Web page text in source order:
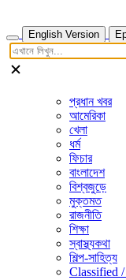
English Version
প্রধান খবর
আমেরিকা
খেলা
ধর্ম
ফিচার
বাংলাদেশ
বিশ্বজুড়ে
মুক্তমত
রাজনীতি
শিক্ষা
স্বাস্থ্যকথা
শিল্প-সাহিত্য
Classified /